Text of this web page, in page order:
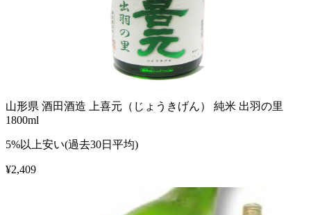
山形県 酒田酒造 上喜元（じょうきげん） 純米 出羽の里
1800ml
5%以上安い(過去30日平均)
¥2,409